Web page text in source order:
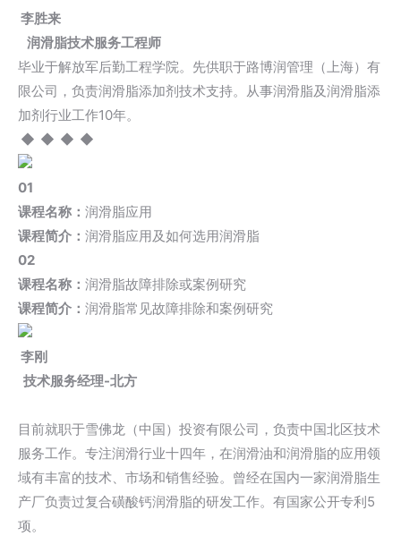
李胜来
润滑脂技术服务工程师
毕业于解放军后勤工程学院。先供职于路博润管理（上海）有
限公司，负责润滑脂添加剂技术支持。从事润滑脂及润滑脂添
加剂行业工作10年。
◆ ◆ ◆ ◆
01
课程名称： 润滑脂应用
课程简介： 润滑脂应用及如何选用润滑脂
02
课程名称： 润滑脂故障排除或案例研究
课程简介： 润滑脂常见故障排除和案例研究
李刚
技术服务经理-北方
目前就职于雪佛龙（中国）投资有限公司，负责中国北区技术
服务工作。专注润滑行业十四年，在润滑油和润滑脂的应用领
域有丰富的技术、市场和销售经验。曾经在国内一家润滑脂生
产厂负责过复合磺酸钙润滑脂的研发工作。有国家公开专利5
项。